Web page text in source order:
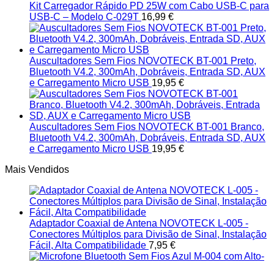
Kit Carregador Rápido PD 25W com Cabo USB-C para
USB-C – Modelo C-029T 16,99 €
Auscultadores Sem Fios NOVOTECK BT-001 Preto,
Bluetooth V4.2, 300mAh, Dobráveis, Entrada SD, AUX
e Carregamento Micro USB 19,95 €
Auscultadores Sem Fios NOVOTECK BT-001 Branco,
Bluetooth V4.2, 300mAh, Dobráveis, Entrada SD, AUX
e Carregamento Micro USB 19,95 €
Mais Vendidos
Adaptador Coaxial de Antena NOVOTECK L-005 -
Conectores Múltiplos para Divisão de Sinal, Instalação
Fácil, Alta Compatibilidade 7,95 €